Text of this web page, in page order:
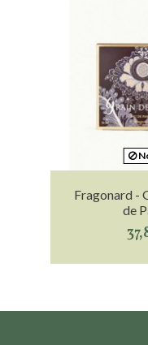
Fragonard -
de